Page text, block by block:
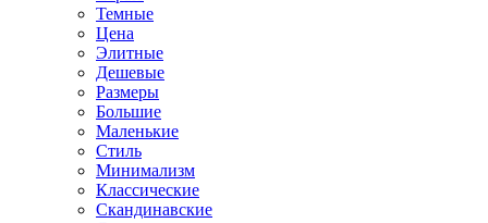
Темные
Цена
Элитные
Дешевые
Размеры
Большие
Маленькие
Стиль
Минимализм
Классические
Скандинавские